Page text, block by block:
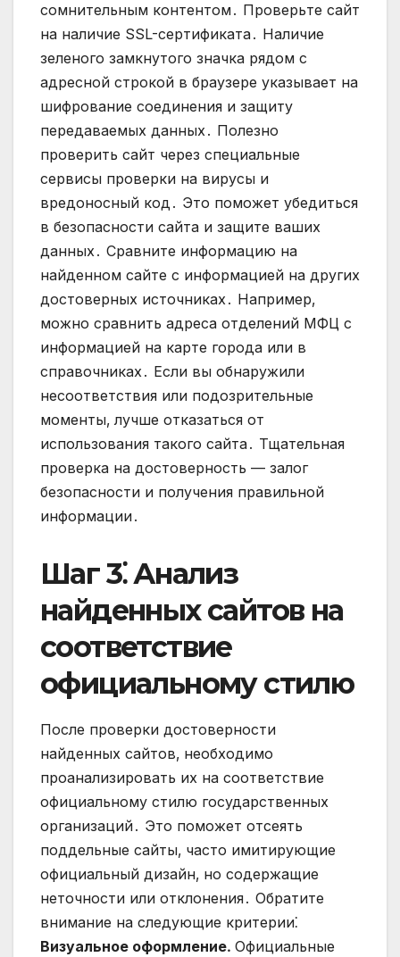
сомнительным контентом․ Проверьте сайт
на наличие SSL-сертификата․ Наличие
зеленого замкнутого значка рядом с
адресной строкой в браузере указывает на
шифрование соединения и защиту
передаваемых данных․ Полезно
проверить сайт через специальные
сервисы проверки на вирусы и
вредоносный код․ Это поможет убедиться
в безопасности сайта и защите ваших
данных․ Сравните информацию на
найденном сайте с информацией на других
достоверных источниках․ Например‚
можно сравнить адреса отделений МФЦ с
информацией на карте города или в
справочниках․ Если вы обнаружили
несоответствия или подозрительные
моменты‚ лучше отказаться от
использования такого сайта․ Тщательная
проверка на достоверность — залог
безопасности и получения правильной
информации․
Шаг 3⁚ Анализ
найденных сайтов на
соответствие
официальному стилю
После проверки достоверности
найденных сайтов‚ необходимо
проанализировать их на соответствие
официальному стилю государственных
организаций․ Это поможет отсеять
поддельные сайты‚ часто имитирующие
официальный дизайн‚ но содержащие
неточности или отклонения․ Обратите
внимание на следующие критерии⁚
Визуальное оформление․ Официальные